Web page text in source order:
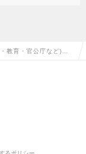
教育・官公庁など)の